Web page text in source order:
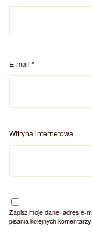
E-mail *
Witryna internetowa
Zapisz moje dane, adres e-
pisania kolejnych komentarzy.